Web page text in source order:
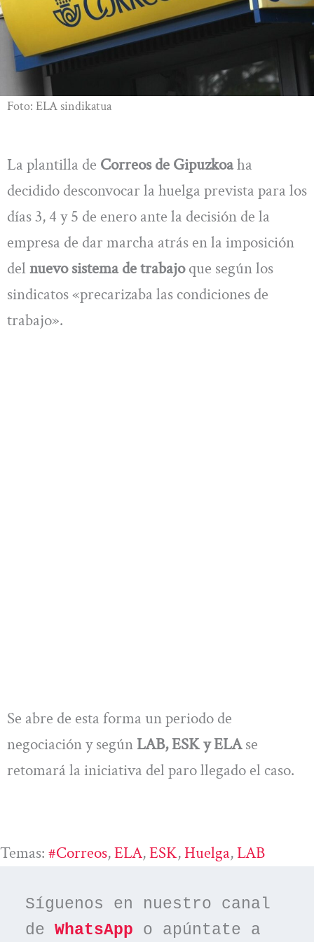
Foto: ELA sindikatua
La plantilla de Correos de Gipuzkoaha
decidido desconvocar la huelga prevista para los
días 3, 4 y 5 de enero ante la decisión de la
empresa de dar marcha atrás en la imposición
del nuevo sistema de trabajoque según los
sindicatos «precarizaba las condiciones de
trabajo».
Se abre de esta forma un periodo de
negociación y según LAB, ESK y ELAse
retomará la iniciativa del paro llegado el caso.
Temas: #correos, ELA, ESK, Huelga, LAB
Síguenos en nuestro canal
de WhatsApp o apúntate a